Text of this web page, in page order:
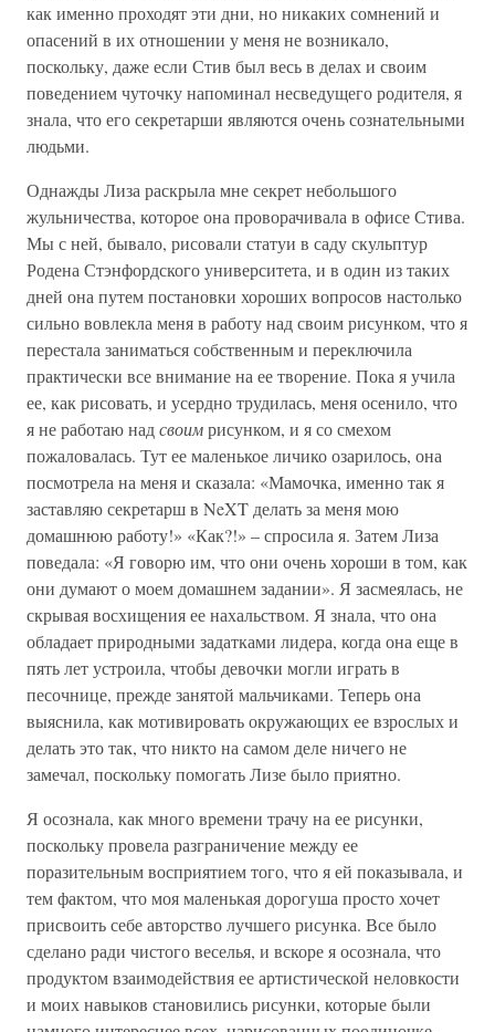
как именно проходят эти дни, но никаких сомнений и
опасений в их отношении у меня не возникало,
поскольку, даже если Стив был весь в делах и своим
поведением чуточку напоминал несведущего родителя, я
знала, что его секретарши являются очень сознательными
людьми.
Однажды Лиза раскрыла мне секрет небольшого
жульничества, которое она проворачивала в офисе Стива.
Мы с ней, бывало, рисовали статуи в саду скульптур
Родена Стэнфордского университета, и в один из таких
дней она путем постановки хороших вопросов настолько
сильно вовлекла меня в работу над своим рисунком, что я
перестала заниматься собственным и переключила
практически все внимание на ее творение. Пока я учила
ее, как рисовать, и усердно трудилась, меня осенило, что
я не работаю надсвоимрисунком, и я со смехом
пожаловалась. Тут ее маленькое личико озарилось, она
посмотрела на меня и сказала: «Мамочка, именно так я
заставляю секретарш в NeXT делать за меня мою
домашнюю работу!» «Как?!» – спросила я. Затем Лиза
поведала: «Я говорю им, что они очень хороши в том, как
они думают о моем домашнем задании». Я засмеялась, не
скрывая восхищения ее нахальством. Я знала, что она
обладает природными задатками лидера, когда она еще в
пять лет устроила, чтобы девочки могли играть в
песочнице, прежде занятой мальчиками. Теперь она
выяснила, как мотивировать окружающих ее взрослых и
делать это так, что никто на самом деле ничего не
замечал, поскольку помогать Лизе было приятно.
Я осознала, как много времени трачу на ее рисунки,
поскольку провела разграничение между ее
поразительным восприятием того, что я ей показывала, и
тем фактом, что моя маленькая дорогуша просто хочет
присвоить себе авторство лучшего рисунка. Все было
сделано ради чистого веселья, и вскоре я осознала, что
продуктом взаимодействия ее артистической неловкости
и моих навыков становились рисунки, которые были